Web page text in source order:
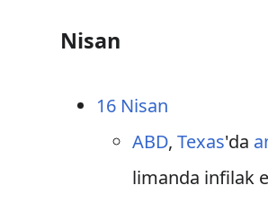
Nisan
16 Nisan
ABD,Texas'da
limanda infilak